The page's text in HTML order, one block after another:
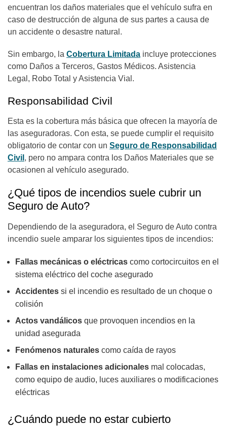
encuentran los daños materiales que el vehículo sufra en
caso de destrucción de alguna de sus partes a causa de
un accidente o desastre natural.
Sin embargo, la Cobertura Limitada incluye protecciones
como Daños a Terceros, Gastos Médicos. Asistencia
Legal, Robo Total y Asistencia Vial.
Responsabilidad Civil
Esta es la cobertura más básica que ofrecen la mayoría de
las aseguradoras. Con esta, se puede cumplir el requisito
obligatorio de contar con un Seguro de Responsabilidad
Civil , pero no ampara contra los Daños Materiales que se
ocasionen al vehículo asegurado.
¿Qué tipos de incendios suele cubrir un
Seguro de Auto?
Dependiendo de la aseguradora, el Seguro de Auto contra
incendio suele amparar los siguientes tipos de incendios:
Fallas mecánicas o eléctricas como cortocircuitos en el
sistema eléctrico del coche asegurado
Accidentes si el incendio es resultado de un choque o
colisión
Actos vandálicos que provoquen incendios en la
unidad asegurada
Fenómenos naturales como caída de rayos
Fallas en instalaciones adicionales mal colocadas,
como equipo de audio, luces auxiliares o modificaciones
eléctricas
¿Cuándo puede no estar cubierto